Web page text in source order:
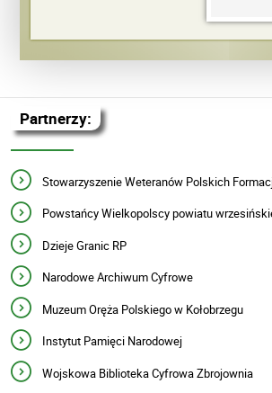
Partnerzy:
Stowarzyszenie Weteranów Polskich
Powstańcy Wielkopolscy powiatu
Dzieje Granic RP
Narodowe Archiwum Cyfrowe
Muzeum Oręża Polskiego w Kołobrzegu
Instytut Pamięci Narodowej
Wojskowa Biblioteka Cyfrowa Zbrojownia